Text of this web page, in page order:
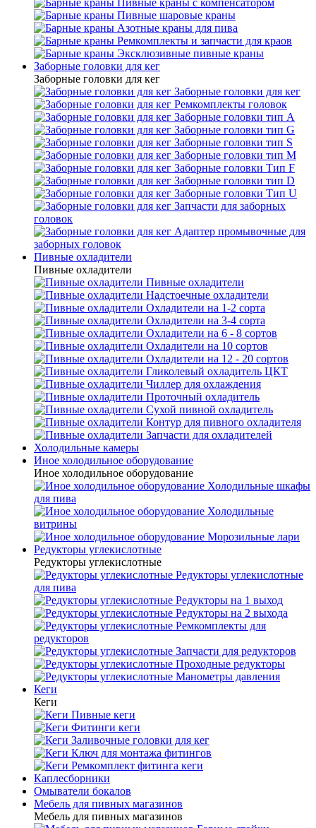
Пивные краны с компенсатором
Пивные шаровые краны
Азотные краны для пива
Ремкомплекты и запчасти для краов
Эксклюзивные пивные краны
Заборные головки для кег
Заборные головки для кег
Заборные головки для кег
Ремкомплекты головок
Заборные головки тип А
Заборные головки тип G
Заборные головки тип S
Заборные головки тип М
Заборные головки Тип F
Заборные головки тип D
Заборные головки Тип U
Запчасти для заборных
головок
Адаптер промывочные для
заборных головок
Пивные охладители
Пивные охладители
Пивные охладители
Надстоечные охладители
Охладители на 1-2 сорта
Охладители на 3-4 сорта
Охладители на 6 - 8 сортов
Охладители на 10 сортов
Охладители на 12 - 20 сортов
Гликолевый охладитель ЦКТ
Чиллер для охлаждения
Проточный охладитель
Сухой пивной охладитель
Контур для пивного охладителя
Запчасти для охладителей
Холодильные камеры
Иное холодильное оборудование
Иное холодильное оборудование
Холодильные шкафы
для пива
Холодильные
витрины
Морозильные лари
Редукторы углекислотные
Редукторы углекислотные
Редукторы углекислотные
для пива
Редукторы на 1 выход
Редукторы на 2 выхода
Ремкомплекты для
редукторов
Запчасти для редукторов
Проходные редукторы
Манометры давления
Кеги
Кеги
Пивные кеги
Фитинги кеги
Заливочные головки для кег
Ключ для монтажа фитингов
Ремкомплект фитинга кеги
Каплесборники
Омыватели бокалов
Мебель для пивных магазинов
Мебель для пивных магазинов